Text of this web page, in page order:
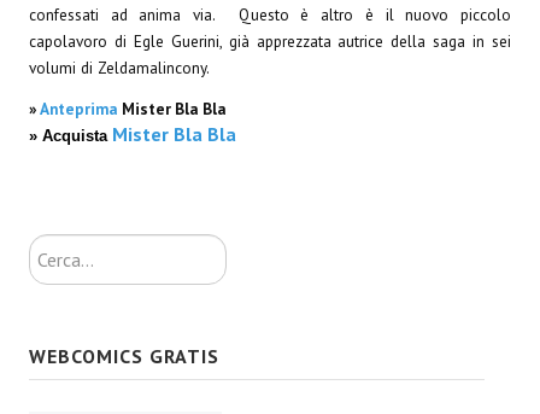
Prisma
PTP
yKronos
Fuori Collana
Be Side
confessati ad anima via. Questo è altro è il nuovo piccolo
capolavoro di Egle Guerini, già apprezzata autrice della saga in sei
volumi di Zeldamalincony.
»Anteprima Mister Bla Bla
» Acquista Mister Bla Bla
Cerca...
WEBCOMICS GRATIS